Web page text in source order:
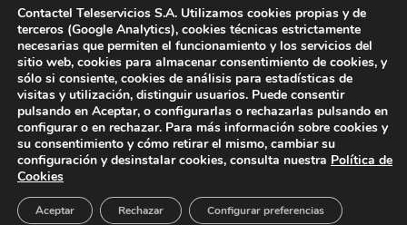
info@contactel.es
© 2017 Contactel Teleservicios SA. Todos los derechos
reservados.
cookies
Canal interno de información
Contactel Teleservicios S.A. Utilizamos cookies propias y de
terceros (Google Analytics), cookies técnicas estrictamente
necesarias que permiten el funcionamiento y los servicios del
sitio web, cookies para almacenar consentimiento de cookies, y
sólo si consiente, cookies de análisis para estadísticas de
visitas y utilización, distinguir usuarios. Puede consentir
pulsando en Aceptar, o configurarlas o rechazarlas pulsando en
configurar o en rechazar. Para más información sobre cookies y
su consentimiento y cómo retirar el mismo, cambiar su
configuración y desinstalar cookies, consulta nuestra Política de
Cookies
Aceptar Rechazar Configurar preferencias